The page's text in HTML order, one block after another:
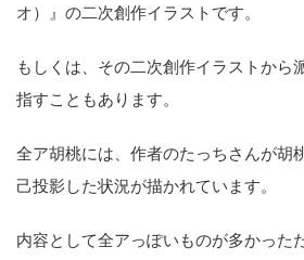
オ）』の二次創作イラストです。
もしくは、その二次創作イラストから
指すこともあります。
全ア胡桃には、作者のたっちさんが胡
己投影した状況が描かれています。
内容として全アっぽいものが多かった